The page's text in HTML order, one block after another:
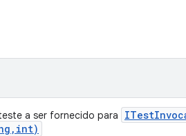
a ser fornecido para ITest
, int)